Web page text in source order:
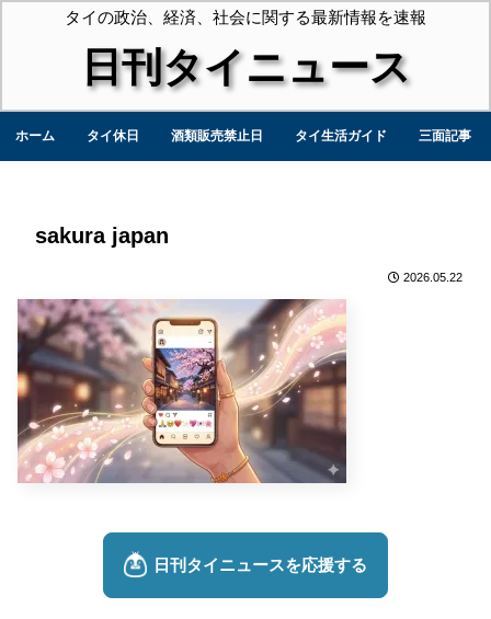
タイの政治、経済、社会に関する最新情報を速報
日刊タイニュース
ホーム タイ休日 酒類販売禁止日 タイ生活ガイド 三面記事
sakura japan
2026.05.22